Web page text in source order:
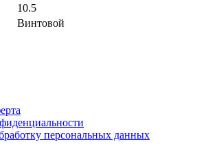
10.5
Винтовой
персональных данных